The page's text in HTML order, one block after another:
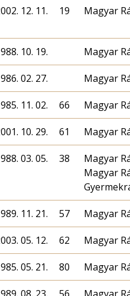
12. 11. 19 Magyar
10. 19. Magyar
02. 27. Magyar
11. 02. 66 Magyar
10. 29. 61 Magyar
03. 05. 38
Magyar
Magyar
11. 21. 57 Magyar
05. 12. 62 Magyar
05. 21. 80 Magyar